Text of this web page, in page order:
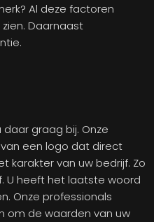
Al deze factoren
Daarnaast
graag bij. Onze
een logo dat direct
karakter van uw bedrijf. Zo
U heeft het laatste woord
Onze professionals
om de waarden van uw